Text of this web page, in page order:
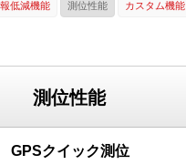
低減機能 測位性能 カスタム機能
測位性能
GPSクイック測位